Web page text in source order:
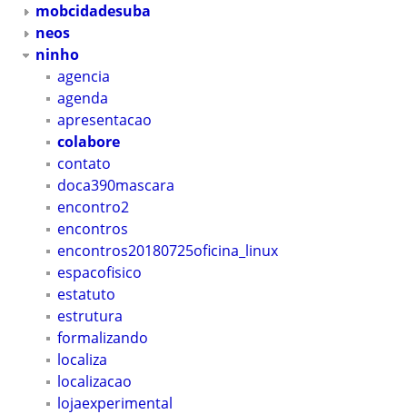
mobcidadesuba
neos
ninho
agencia
agenda
apresentacao
colabore
contato
doca390mascara
encontro2
encontros
encontros20180725oficina_linux
espacofisico
estatuto
estrutura
formalizando
localiza
localizacao
lojaexperimental